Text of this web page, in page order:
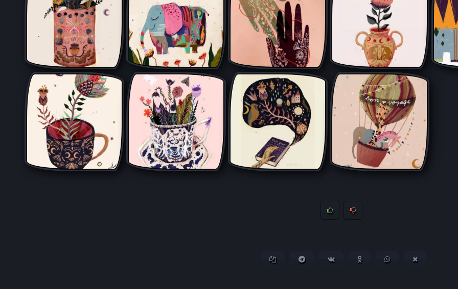
Копировать ссылкуПоделиться в Telegram
Поделиться ВКонтакте
Поделиться вПоделиться в